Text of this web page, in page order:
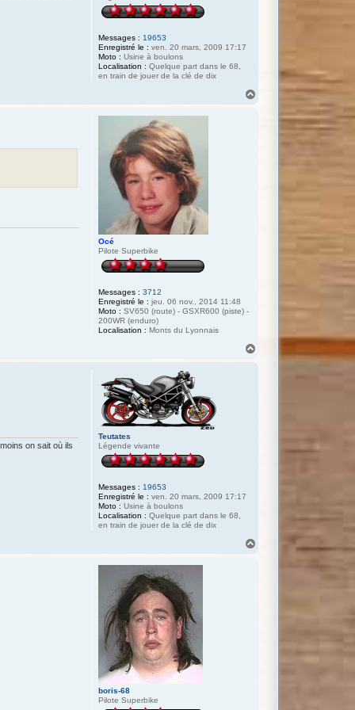
Messages : 19653
Enregistré le : ven. 20 mars, 2009 17:17
Moto : Usine à boulons
Localisation : Quelque part dans le 68,
en train de jouer de la clé de dix
Océ
Pilote Superbike
Messages : 3712
Enregistré le : jeu. 06 nov., 2014 11:48
Moto : SV650 (route) - GSXR600 (piste) -
200WR (enduro)
Localisation : Monts du Lyonnais
Teutates
Légende vivante
Messages : 19653
Enregistré le : ven. 20 mars, 2009 17:17
Moto : Usine à boulons
Localisation : Quelque part dans le 68,
en train de jouer de la clé de dix
on sait où ils
boris-68
Pilote Superbike